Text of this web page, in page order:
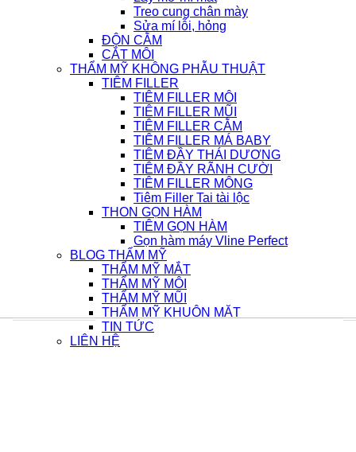
Treo cung chân mày
Sửa mí lỗi, hỏng
ĐỘN CẰM
CẮT MÔI
THẨM MỸ KHÔNG PHẪU THUẬT
TIÊM FILLER
TIÊM FILLER MÔI
TIÊM FILLER MŨI
TIÊM FILLER CẰM
TIÊM FILLER MÁ BABY
TIÊM ĐẦY THÁI DƯƠNG
TIÊM ĐẦY RÃNH CƯỜI
TIÊM FILLER MÔNG
Tiêm Filler Tai tài lộc
THON GỌN HÀM
TIÊM GỌN HÀM
Gọn hàm máy Vline Perfect
BLOG THẨM MỸ
THẨM MỸ MẮT
THẨM MỸ MÔI
THẨM MỸ MŨI
THẨM MỸ KHUÔN MẶT
TIN TỨC
LIÊN HỆ